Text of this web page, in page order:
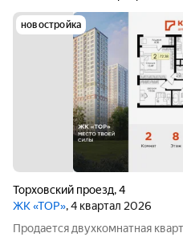
новостройка
Торховский проезд,4
ЖК «ТОР», 4 квартал 2026
Продается двухкомнатная